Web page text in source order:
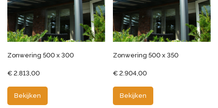
Zonwering 500 x 300
€ 2.813,00
Bekijken
Zonwering 500 x 350
€ 2.904,00
Bekijken